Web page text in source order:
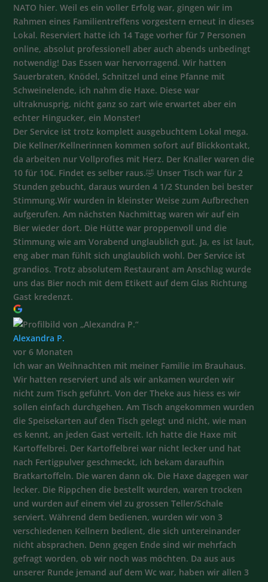
NATO hier. Weil es ein voller Erfolg war, gingen wir im
Rahmen eines Familientreffens vorgestern erneut in dieses
Lokal. Reserviert hatte ich 14 Tage vorher für 7 Personen
online, absolut professionell aber auch abends unbedingt
notwendig! Das Essen war hervorragend. Wir hatten
Sauerbraten, Knödel, Schnitzel und eine Pfanne mit
Schweinelende, ich nahm die Haxe. Diese war
ultraknusprig, nicht ganz so zart wie erwartet aber ein
echter Hingucker, ein Monster!
Der Service ist trotz komplett ausgebuchtem Lokal mega.
Die Kellner/Kellnerinnen kommen sofort auf Blickkontakt,
da arbeiten nur Vollprofies mit Herz. Der Knaller waren die
10 für 10€. Findet es selber raus.🤣 Unser Tisch war für 2
Stunden gebucht, daraus wurden 4 1/2 Stunden bei bester
Stimmung.Wir wurden in kleinster Weise zum Aufbrechen
aufgerufen. Am nächsten Nachmittag waren wir auf ein
Bier wieder dort. Die Hütte war proppenvoll und die
Stimmung wie am Vorabend unglaublich gut. Ja, es ist laut,
eng aber man fühlt sich unglaublich wohl. Der Service ist
grandios. Trotz absolutem Restaurant am Anschlag wurde
uns das Bier noch mit dem Etikett auf dem Glas Richtung
Gast kredenzt.
Alexandra P.
vor 6 Monaten
Ich war an Weihnachten mit meiner Familie im Brauhaus.
Wir hatten reserviert und als wir ankamen wurden wir
nicht zum Tisch geführt. Von der Theke aus hiess es wir
sollen einfach durchgehen. Am Tisch angekommen wurden
die Speisekarten auf den Tisch gelegt und nicht, wie man
es kennt, an jeden Gast verteilt. Ich hatte die Haxe mit
Kartoffelbrei. Der Kartoffelbrei war nicht lecker und hat
nach Fertigpulver geschmeckt, ich bekam daraufhin
Bratkartoffeln. Die waren dann ok. Die Haxe dagegen war
lecker. Die Rippchen die bestellt wurden, waren trocken
und wurden auf einem viel zu grossen Teller/Schale
serviert. Während dem bedienen, wurden wir von 3
verschiedenen Kellnern bedient, die sich untereinander
nicht absprachen. Denn gegen Ende sind wir mehrfach
gefragt worden, ob wir noch was möchten. Da aus aus
unserer Runde jemand auf dem Wc war, haben wir allen 3